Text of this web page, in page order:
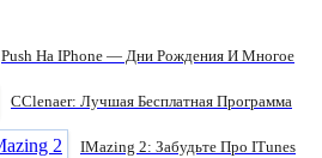
Push На IPhone — Дни Рождения И Многое
CClenaer: Лучшая Бесплатная Программа
IMazing 2: Забудьте Про ITunes